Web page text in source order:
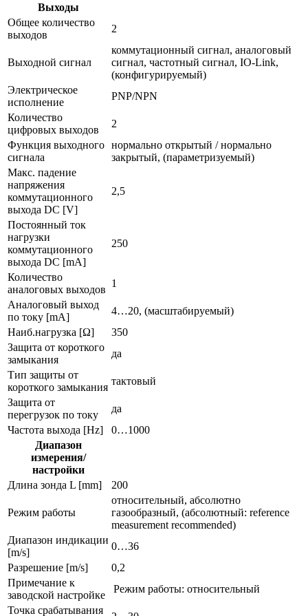
Выходы
Общее количество
выходов
2
Выходной сигнал
коммутационный сигнал, аналоговый
сигнал, частотный сигнал, IO-Link,
(конфигурируемый)
Электрическое
исполнение
PNP/NPN
Количество
цифровых выходов
2
Функция выходного
сигнала
нормально открытый / нормально
закрытый, (параметризуемый)
Макс. падение
напряжения
коммутационного
выхода DC [V]
2,5
Постоянный ток
нагрузки
коммутационного
выхода DC [mA]
250
Количество
аналоговых выходов
1
Аналоговый выход
по току [mA]
4…20, (масштабируемый)
Наиб.нагрузка [Ω]
350
Защита от короткого
замыкания
да
Тип защиты от
короткого замыкания
тактовый
Защита от
перегрузок по току
да
Частота выхода [Hz]
0…1000
Диапазон
измерения/
настройки
Длина зонда L [mm]
200
Режим работы
относительный, абсолютно
газообразный, (абсолютный: reference
measurement recommended)
Диапазон индикации
[m/s]
0…36
Разрешение [m/s]
0,2
Примечание к
заводской настройке
Режим работы: относительный
Точка срабатывания